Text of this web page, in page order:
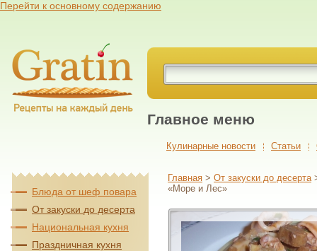
Перейти к основному содержанию
Главное меню
Кулинарные новости Cтатьи
Главная > От закуски до десерта
«Море и Лес»
Блюда от шеф повара
От закуски до десерта
Национальная кухня
Праздничная кухня